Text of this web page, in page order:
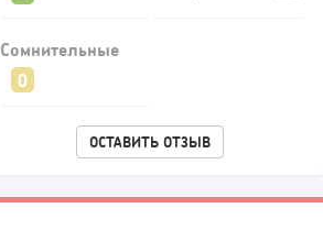
Сомнительные
ОСТАВИТЬ ОТЗЫВ